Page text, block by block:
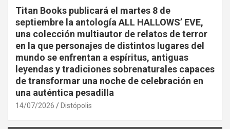
Titan Books publicará el martes 8 de
septiembre la antología ALL HALLOWS’ EVE,
una colección multiautor de relatos de terror
en la que personajes de distintos lugares del
mundo se enfrentan a espíritus, antiguas
leyendas y tradiciones sobrenaturales capaces
de transformar una noche de celebración en
una auténtica pesadilla
14/07/2026 Distópolis